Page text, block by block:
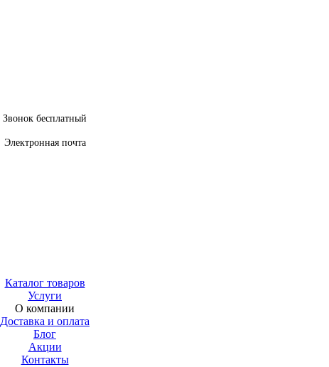
Звонок бесплатный
Электронная почта
Каталог товаров
Услуги
О компании
Доставка и оплата
Блог
Акции
Контакты